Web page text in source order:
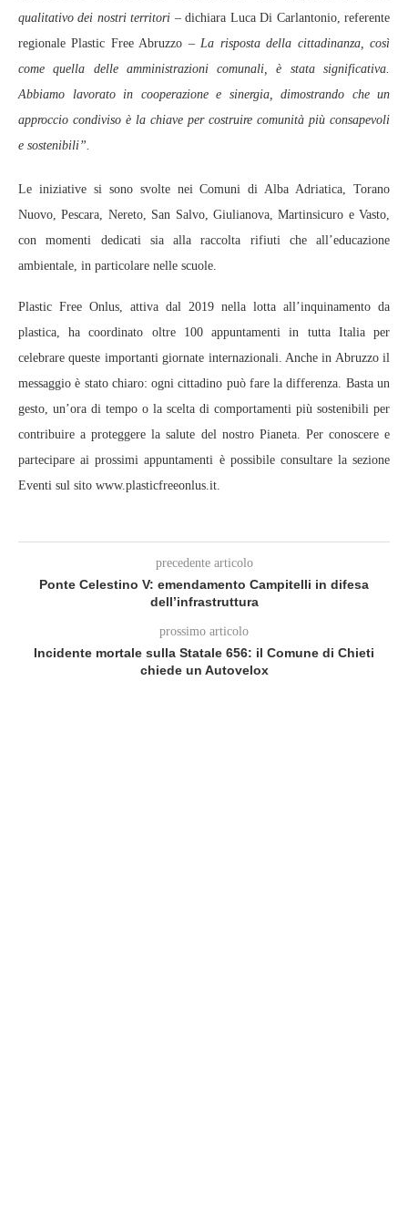
qualitativo dei nostri territori – dichiara Luca Di Carlantonio, referente
regionale Plastic Free Abruzzo –La risposta della cittadinanza, così
come quella delle amministrazioni comunali, è stata significativa.
Abbiamo lavorato in cooperazione e sinergia, dimostrando che un
approccio condiviso è la chiave per costruire comunità più consapevoli
e sostenibili”.
Le iniziative si sono svolte nei Comuni di Alba Adriatica, Torano
Nuovo, Pescara, Nereto, San Salvo, Giulianova, Martinsicuro e Vasto,
con momenti dedicati sia alla raccolta rifiuti che all’educazione
ambientale, in particolare nelle scuole.
Plastic Free Onlus, attiva dal 2019 nella lotta all’inquinamento da
plastica, ha coordinato oltre 100 appuntamenti in tutta Italia per
celebrare queste importanti giornate internazionali. Anche in Abruzzo il
messaggio è stato chiaro: ogni cittadino può fare la differenza. Basta un
gesto, un’ora di tempo o la scelta di comportamenti più sostenibili per
contribuire a proteggere la salute del nostro Pianeta. Per conoscere e
partecipare ai prossimi appuntamenti è possibile consultare la sezione
Eventi sul sito www.plasticfreeonlus.it.
precedente articolo
Ponte Celestino V: emendamento Campitelli in difesa
dell’infrastruttura
prossimo articolo
Incidente mortale sulla Statale 656: il Comune di Chieti
chiede un Autovelox